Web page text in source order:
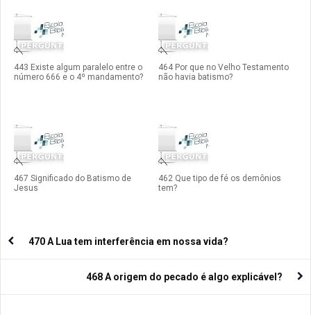
443 Existe algum paralelo entre o
número 666 e o 4º mandamento?
464 Por que no Velho Testamento
não havia batismo?
467 Significado do Batismo de
Jesus
462 Que tipo de fé os demônios
tem?
470 A Lua tem interferência em nossa vida?
468 A origem do pecado é algo explicável?